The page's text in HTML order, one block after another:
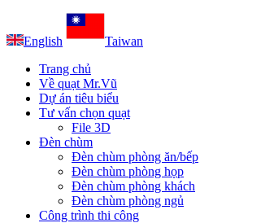
English
Taiwan
Trang chủ
Về quạt Mr.Vũ
Dự án tiêu biểu
Tư vấn chọn quạt
File 3D
Đèn chùm
Đèn chùm phòng ăn/bếp
Đèn chùm phòng họp
Đèn chùm phòng khách
Đèn chùm phòng ngủ
Công trình thi công